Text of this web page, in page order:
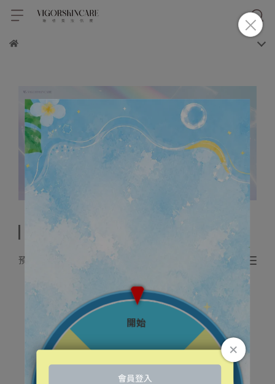
預設排序 共 2 件商品